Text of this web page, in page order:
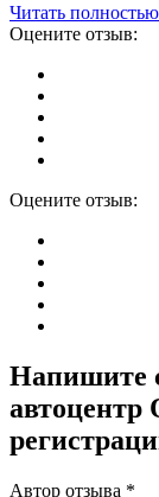
Читать
Оцените отзыв:
Оцените отзыв:
Напишите
автоцентр
Автор отзыва *